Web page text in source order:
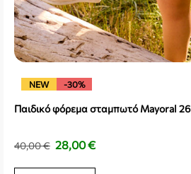
NEW -30%
Παιδικό φόρεμα σταμπωτό Mayoral
40,00€ 28,00€